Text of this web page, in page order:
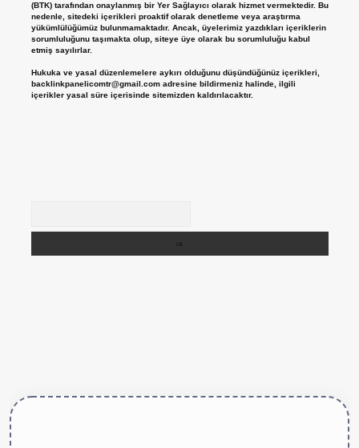
(BTK) tarafından onaylanmış bir Yer Sağlayıcı olarak hizmet vermektedir. Bu
nedenle, sitedeki içerikleri proaktif olarak denetleme veya araştırma
yükümlülüğümüz bulunmamaktadır. Ancak, üyelerimiz yazdıkları içeriklerin
sorumluluğunu taşımakta olup, siteye üye olarak bu sorumluluğu kabul
etmiş sayılırlar.
Hukuka ve yasal düzenlemelere aykırı olduğunu düşündüğünüz içerikleri,
backlinkpanelicomtr@gmail.comadresine bildirmeniz halinde, ilgili
içerikler yasal süre içerisinde sitemizden kaldırılacaktır.